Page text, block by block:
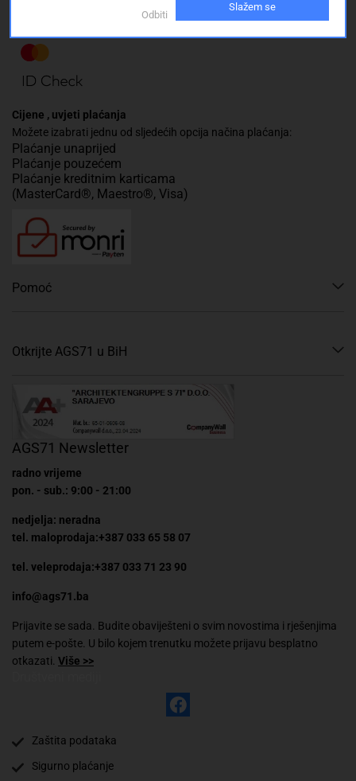
Cijene , uvjeti plaćanja
Možete izabrati jednu od sljedećih opcija načina plaćanja:
Plaćanje unaprijed
Plaćanje pouzećem
Plaćanje kreditnim karticama
(MasterCard®, Maestro®, Visa)
Pomoć
Otkrijte AGS71 u BiH
AGS71 Newsletter
radno vrijeme
pon. - sub.: 9:00 - 21:00
nedjelja: neradna
tel. maloprodaja:+387 033 65 58 07
tel. veleprodaja:+387 033 71 23 90
info@ags71.ba
Prijavite se sada. Budite obaviješteni o svim novostima i rješenjima
putem e-pošte. U bilo kojem trenutku možete prijavu besplatno
otkazati. Više >>
Zaštita podataka
Sigurno plaćanje
Odbiti
Slažem se